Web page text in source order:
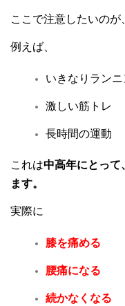
ここで注意したいのが、
例えば、
いきなりラン
激しい筋トレ
長時間の運動
これは中高年にとって
ます。
実際に
膝を痛める
腰痛になる
続かなくなる